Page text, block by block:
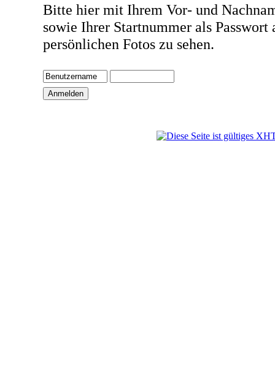
Bitte hier mit Ihrem Vor- und
sowie Ihrer Startnummer als Passwort
persönlichen Fotos zu sehen.